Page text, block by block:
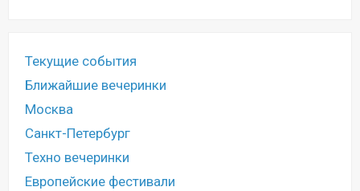
Текущие события
Ближайшие вечеринки
Москва
Санкт-Петербург
Техно вечеринки
Европейские фестивали